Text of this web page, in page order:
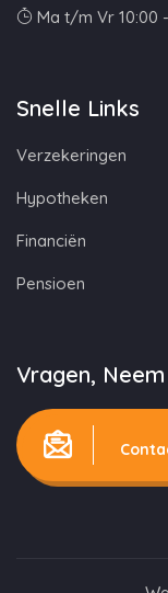
Ma t/m Vr 10:00
Snelle Links
Verzekeringen
Hypotheken
Financiën
Pensioen
Vragen,